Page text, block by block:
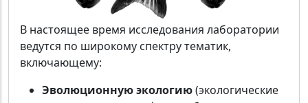
В настоящее время исследования лаборатории
ведутся по широкому спектру тематик,
включающему:
Эволюционную экологию(экологические